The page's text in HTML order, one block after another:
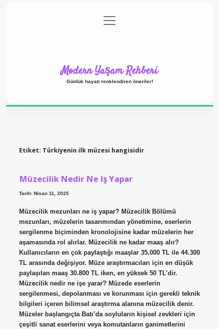
Gizlilik Politikası
menüyü
aç
Modern Yaşam Rehberi
Günlük hayatı renklendiren öneriler!
Etiket: Türkiyenin ilk müzesi hangisidir
Müzecilik Nedir Ne Iş Yapar
Tarih: Nisan 11, 2025
Müzecilik mezunları ne iş yapar? Müzecilik Bölümü
mezunları, müzelerin tasarımından yönetimine, eserlerin
sergilenme biçiminden kronolojisine kadar müzelerin her
aşamasında rol alırlar. Müzecilik ne kadar maaş alır?
Kullanıcıların en çok paylaştığı maaşlar 35.000 TL ile 44.300
TL arasında değişiyor. Müze araştırmacıları için en düşük
paylaşılan maaş 30.800 TL iken, en yüksek 50 TL’dir.
Müzecilik nedir ne işe yarar? Müzede eserlerin
sergilenmesi, depolanması ve korunması için gerekli teknik
bilgileri içeren bilimsel araştırma alanına müzecilik denir.
Müzeler başlangıçta Batı’da soyluların kişisel zevkleri için
çeşitli sanat eserlerini veya komutanların ganimetlerini